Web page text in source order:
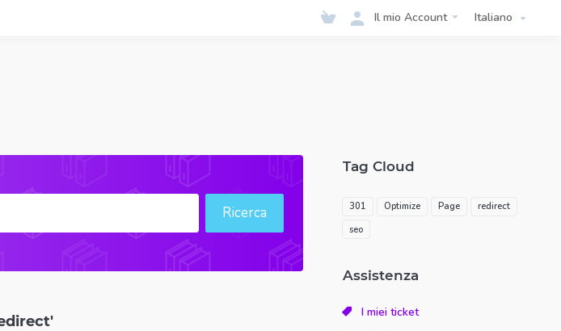
Il mio Account Italiano
Ricerca
Tag Cloud
301 Optimize Page
redirect
seo
Assistenza
I miei ticket